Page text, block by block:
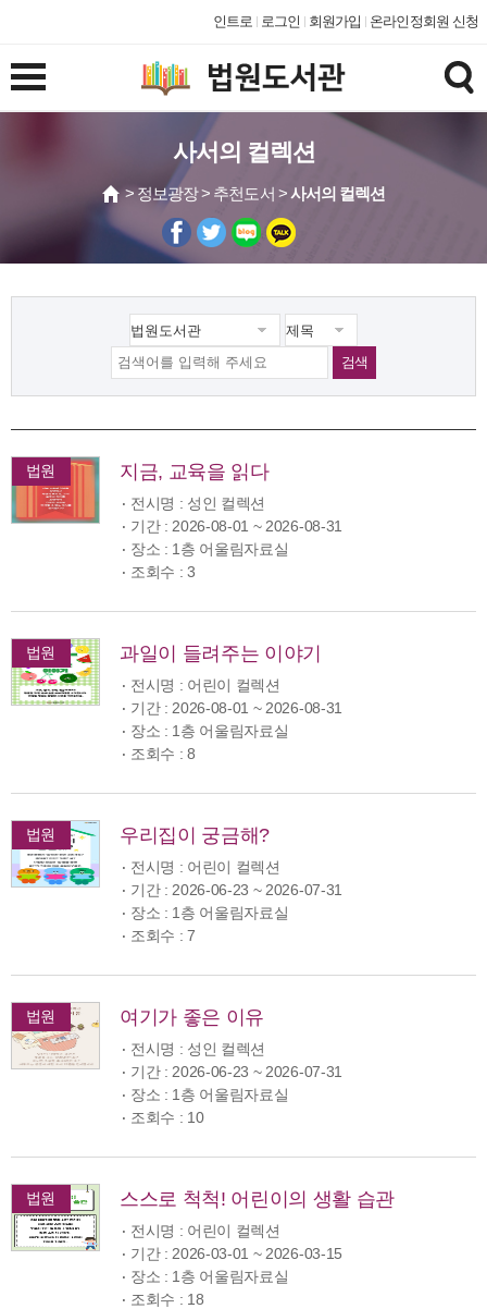
인트로 로그인 회원가입 온라인정회원 신청
사서의 컬렉션
> 정보광장 > 추천도서 >사서의 컬렉션
검색
법원 지금, 교육을 읽다
전시명 : 성인 컬렉션
기간 : 2026-08-01 ~ 2026-08-31
장소 : 1층 어울림자료실
조회수 : 3
법원 과일이 들려주는 이야기
전시명 : 어린이 컬렉션
기간 : 2026-08-01 ~ 2026-08-31
장소 : 1층 어울림자료실
조회수 : 8
법원 우리집이 궁금해?
전시명 : 어린이 컬렉션
기간 : 2026-06-23 ~ 2026-07-31
장소 : 1층 어울림자료실
조회수 : 7
법원 여기가 좋은 이유
전시명 : 성인 컬렉션
기간 : 2026-06-23 ~ 2026-07-31
장소 : 1층 어울림자료실
조회수 : 10
법원 스스로 척척! 어린이의 생활 습관
전시명 : 어린이 컬렉션
기간 : 2026-03-01 ~ 2026-03-15
장소 : 1층 어울림자료실
조회수 : 18